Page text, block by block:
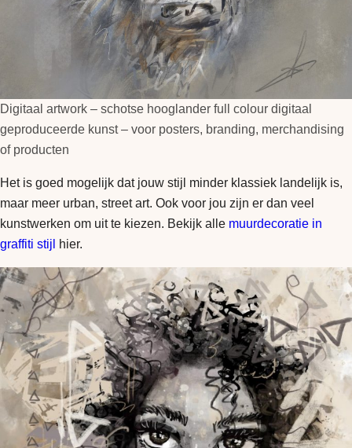
Digitaal artwork – schotse hooglander full colour digitaal
geproduceerde kunst – voor posters, branding, merchandising
of producten
Het is goed mogelijk dat jouw stijl minder klassiek landelijk is,
maar meer urban, street art. Ook voor jou zijn er dan veel
kunstwerken om uit te kiezen. Bekijk alle muurdecoratie in
graffiti stijl
hier.